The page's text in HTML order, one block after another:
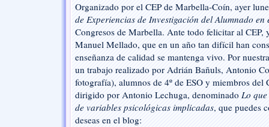
Organizado por el CEP de Marbella-Coín, ayer
de Experiencias de Investigación del Alumnado en
Congresos de Marbella. Ante todo felicitar al CEP,
Manuel Mellado, que en un año tan difícil han
enseñanza de calidad se mantenga vivo. Por
un trabajo realizado por Adrián Bañuls, Antonio
fotografía), alumnos de 4º de ESO y miembros
dirigido por Antonio Lechuga, denominado Lo
de variables psicológicas implicadas, que puedes
deseas en el blog: